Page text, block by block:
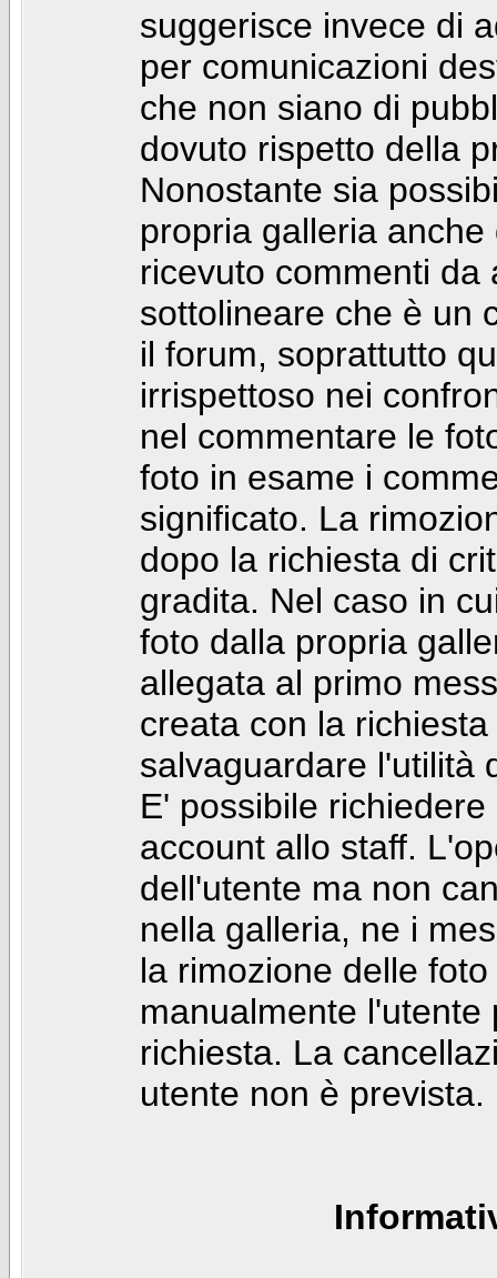
suggerisce invece di
per comunicazioni
che non siano di
dovuto rispetto della
Nonostante sia
propria galleria
ricevuto commenti da
sottolineare che è un
il forum, soprattutto
irrispettoso nei
nel commentare le
foto in esame i
significato. La
dopo la richiesta di
gradita. Nel caso in
foto dalla propria
allegata al primo
creata con la
salvaguardare l'utilità
E' possibile
account allo staff.
dell'utente ma non
nella galleria, ne i
la rimozione delle
manualmente
richiesta. La
utente non è prevista.